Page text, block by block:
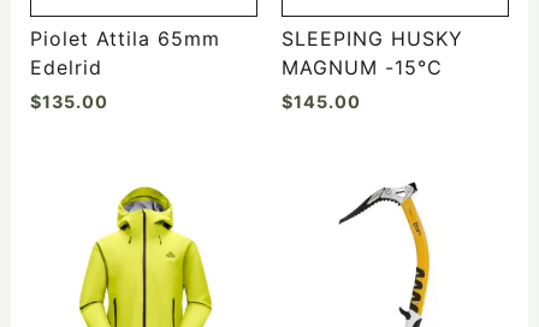
Piolet Attila 65mm
Edelrid
$135.00
SLEEPING HUSKY
MAGNUM -15°C
$145.00
producto
múltiples
variantes.